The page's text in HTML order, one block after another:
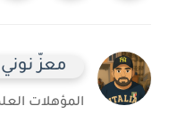
معزّ نوني
المؤهلات